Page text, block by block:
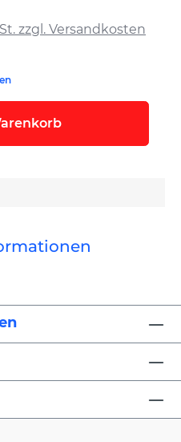
zzgl. Versandkosten